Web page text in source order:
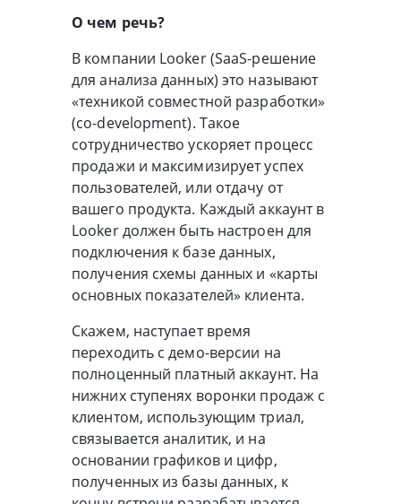
О чем речь?
В компании Looker (SaaS-решение
для анализа данных) это называют
«техникой совместной разработки»
(co-development). Такое
сотрудничество ускоряет процесс
продажи и максимизирует успех
пользователей, или отдачу от
вашего продукта. Каждый аккаунт в
Looker должен быть настроен для
подключения к базе данных,
получения схемы данных и «карты
основных показателей» клиента.
Скажем, наступает время
переходить с демо-версии на
полноценный платный аккаунт. На
нижних ступенях воронки продаж с
клиентом, использующим триал,
связывается аналитик, и на
основании графиков и цифр,
полученных из базы данных, к